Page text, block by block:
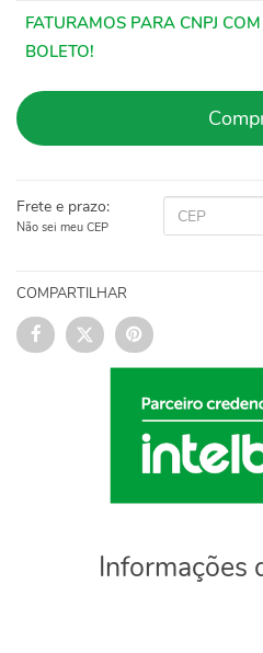
Frete e prazo:
Não sei meu CEP
COMPARTILHAR
Informações